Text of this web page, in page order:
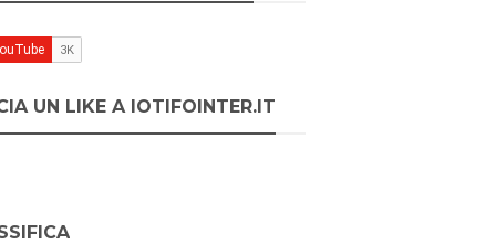
UN LIKE A IOTIFOINTER.IT